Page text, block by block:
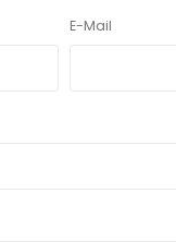
E-Mail